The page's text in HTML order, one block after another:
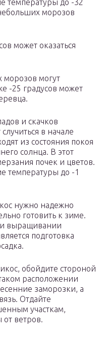
температуры до -32
морозов
может оказаться
морозов могут
-25 градусов может
и скачков
в начале
из состояния покоя
солнца. В этот
почек и цветов.
температуры до -1
нужно надежно
готовить к зиме.
выращивании
подготовка
обойдите стороной
расположении
заморозки, а
Отдайте
участкам,
ветров.